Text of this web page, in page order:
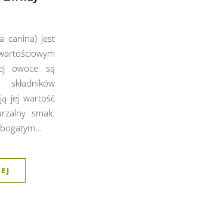
canina) jest
owoce są
jej wartość
smak.